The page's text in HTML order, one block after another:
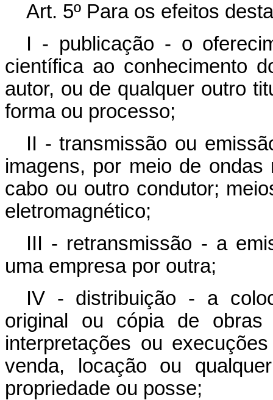
Art. 5º Para os efeitos
I - publicação - o
científica ao conhecimento
autor, ou de qualquer outro
forma ou processo;
II - transmissão ou
imagens, por meio de
cabo ou outro condutor;
eletromagnético;
III - retransmissão - a
uma empresa por outra;
IV - distribuição - a
original ou cópia de obras
interpretações ou
venda, locação ou
propriedade ou posse;